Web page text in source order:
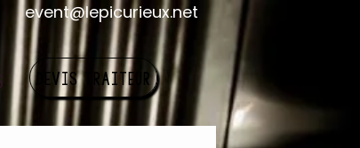
event@lepicurieux.net
DEVIS TRAITEUR